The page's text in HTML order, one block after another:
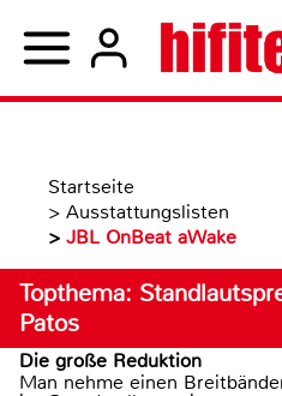
Startseite
> Ausstattungslisten
> JBL OnBeat aWake
Topthema:
Patos
Die große Reduktion
Man nehme einen